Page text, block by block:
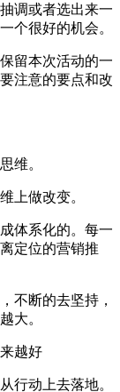
调或者选出来一
个很好的机会。
留本次活动的一
注意的要点和改
维。
上做改变。
体系化的。每一
定位的营销推
不断的去坚持，
大。
越好
行动上去落地。